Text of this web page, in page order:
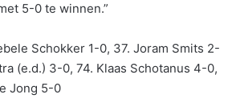
5-0 te winnen.”
Schokker 1-0, 37. Joram Smits 2-
(e.d.) 3-0, 74. Klaas Schotanus 4-0,
Jong 5-0